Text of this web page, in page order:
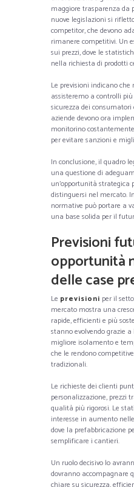
maggiore trasparenza da
nuove legislazioni si
competitor, che devono
rimanere competitivi. Un
sui prezzi, dove le
nella richiesta di prodotti
Le previsioni indicano
assisteremo a controlli
sicurezza dei
aziende devono ora
monitorino
per evitare sanzioni e
In conclusione, il quadro
una questione di
un’opportunità strategica
distinguersi nel mercato.
normative può portare a
una base solida per il
Previsioni
opportunità
delle case
Le previsioni per il
mercato mostra una
rapide, efficienti e più
stanno evolvendo grazie
migliore isolamento e
che le rendono
tradizionali.
Le richieste dei clienti
personalizzazione, prezzi
qualità più rigorosi. Le
interesse in aumento
dove la prefabbricazione
semplificare i cantieri.
Un ruolo decisivo lo
dovranno accompagnare
chiare su sicurezza,